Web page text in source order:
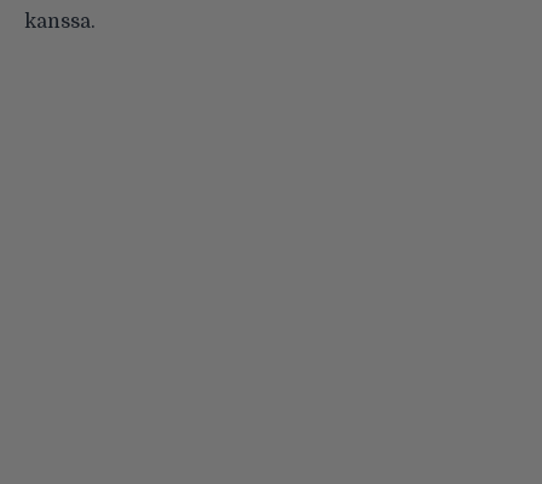
kanssa.